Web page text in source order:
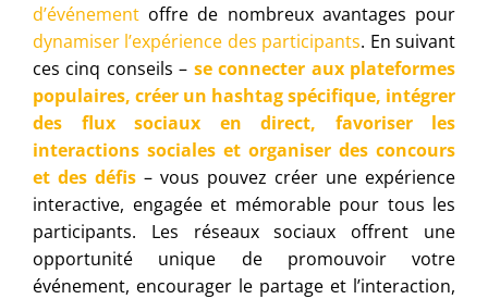
d’événement offre de nombreux avantages pour
dynamiser l’expérience des participants. En suivant
ces cinq conseils – se connecter aux plateformes
populaires, créer un hashtag spécifique, intégrer
des flux sociaux en direct, favoriser les
interactions sociales et organiser des concours
et des défis – vous pouvez créer une expérience
interactive, engagée et mémorable pour tous les
participants. Les réseaux sociaux offrent une
opportunité unique de promouvoir votre
événement, encourager le partage et l’interaction,